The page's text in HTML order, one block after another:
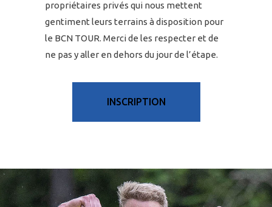
propriétaires privés qui nous mettent
gentiment leurs terrains à disposition pour
le BCN TOUR. Merci de les respecter et de
ne pas y aller en dehors du jour de l’étape.
INSCRIPTION